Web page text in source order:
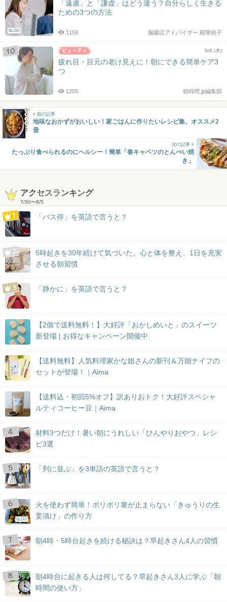
BLOG
「遠慮」と「謙虚」はどう違う？自分らしく生きる
ための3つの方法
脳腸活アドバイザー 桜華純子
1159
8/6 (木)
疲れ目・目元の老け見えに！朝にできる簡単ケア3
つ
朝時間.jp編集部
1205
« 前の記事
地味なおかずがおいしい！家ごはんに作りたいレシピ集、オススメ2
冊
次の記事 »
たっぷり食べられるのにヘルシー！簡単「春キャベツのとんぺい焼
き」
アクセスランキング
7/30〜8/5
「バス停」を英語で言うと？
5時起きを30年続けて気づいた。心と体を整え、1日を充実
させる朝習慣
「静かに」を英語で言うと？
【2個で送料無料！】大好評「おかしめいと」のスイーツ
新登場 | お得なキャンペーン開催中
【送料無料】人気料理家かな姐さんの新刊＆万能ナイフの
セットが登場！｜Aima
【送料込・初回5%オフ】訳ありおトク！大好評スペシャ
ルティコーヒー豆｜Aima
材料3つだけ！暑い朝にうれしい「ひんやりおやつ」レシ
ピ3選
「列に並ぶ」を3単語の英語で言うと？
BLOG
火を使わず簡単！ポリポリ箸が止まらない「きゅうりの生
姜漬け」の作り方
朝4時・5時台起きを続ける秘訣は？早起きさん4人の習慣
朝4時台に起きる人は何してる？早起きさん3人に学ぶ「朝
時間の使い方」